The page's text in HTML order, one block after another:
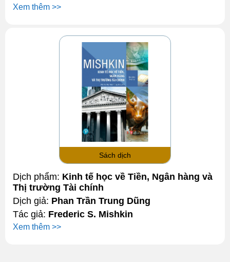
Xem thêm >>
Sách dịch
Dịch phẩm: Kinh tế học về Tiền, Ngân hàng và
Thị trường Tài chính
Dịch giả: Phan Trần Trung Dũng
Tác giả: Frederic S. Mishkin
Xem thêm >>